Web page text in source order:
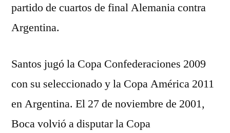
partido de cuartos de final Alemania contra
Argentina.
Santos jugó la Copa Confederaciones 2009
con su seleccionado y la Copa América 2011
en Argentina. El 27 de noviembre de 2001,
Boca volvió a disputar la Copa